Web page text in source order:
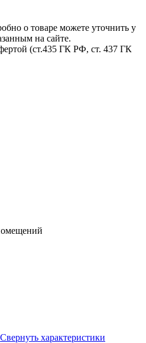
о товаре можете уточнить у
на сайте.
(ст.435 ГК РФ, cт. 437 ГК
Свернуть характеристики